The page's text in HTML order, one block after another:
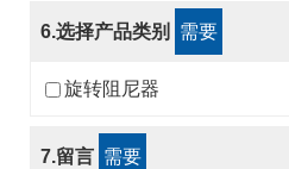
6.选择产品类别 需要
旋转阻尼器
7.留言 需要